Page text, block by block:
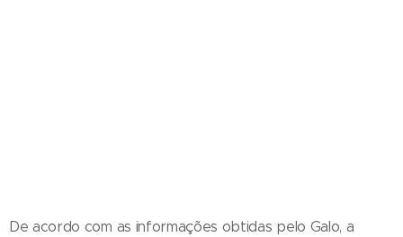
De acordo com as informações obtidas pelo Galo, a